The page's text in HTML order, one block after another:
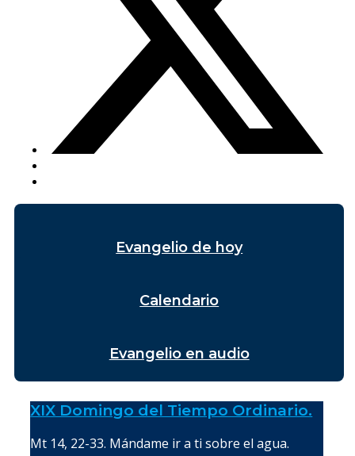
Evangelio de hoy
Calendario
Evangelio en audio
XIX Domingo del Tiempo Ordinario.
Mt 14, 22-33. Mándame ir a ti sobre el agua.